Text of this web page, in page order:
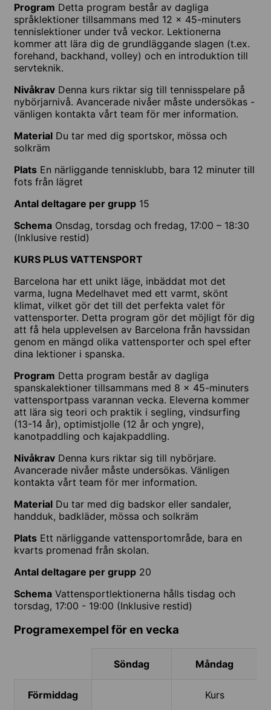
Program Detta program består av dagliga
språklektioner tillsammans med 12 x 45-minuters
tennislektioner under två veckor. Lektionerna
kommer att lära dig de grundläggande slagen (t.ex.
forehand, backhand, volley) och en introduktion till
servteknik.
Nivåkrav Denna kurs riktar sig till tennisspelare på
nybörjarnivå. Avancerade nivåer måste undersökas -
vänligen kontakta vårt team för mer information.
Material Du tar med dig sportskor, mössa och
solkräm
Plats En närliggande tennisklubb, bara 12 minuter till
fots från lägret
Antal deltagare per grupp 15
Schema Onsdag, torsdag och fredag, 17:00 – 18:30
(Inklusive restid)
KURS PLUS VATTENSPORT
Barcelona har ett unikt läge, inbäddat mot det
varma, lugna Medelhavet med ett varmt, skönt
klimat, vilket gör det till det perfekta valet för
vattensporter. Detta program gör det möjligt för dig
att få hela upplevelsen av Barcelona från havssidan
genom en mängd olika vattensporter och spel efter
dina lektioner i spanska.
Program Detta program består av dagliga
spanskalektioner tillsammans med 8 x 45-minuters
vattensportpass varannan vecka. Eleverna kommer
att lära sig teori och praktik i segling, vindsurfing
(13-14 år), optimistjolle (12 år och yngre),
kanotpaddling och kajakpaddling.
Nivåkrav Denna kurs riktar sig till nybörjare.
Avancerade nivåer måste undersökas. Vänligen
kontakta vårt team för mer information.
Material Du tar med dig badskor eller sandaler,
handduk, badkläder, mössa och solkräm
Plats Ett närliggande vattensportområde, bara en
kvarts promenad från skolan.
Antal deltagare per grupp 20
Schema Vattensportlektionerna hålls tisdag och
torsdag, 17:00 - 19:00 (Inklusive restid)
Programexempel för en vecka
Söndag Måndag
Förmiddag Kurs